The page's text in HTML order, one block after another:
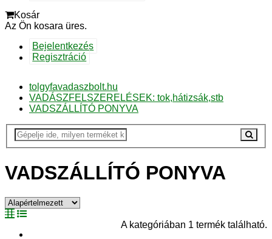
Kosár
Az Ön kosara üres.
Bejelentkezés
Regisztráció
tolgyfavadaszbolt.hu
VADÁSZFELSZERELÉSEK: tok,hátizsák,stb
VADSZÁLLÍTÓ PONYVA
VADSZÁLLÍTÓ PONYVA
A kategóriában 1 termék található.